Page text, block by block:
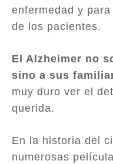
enfermedad y
de los pacientes.
El Alzheimer no
sino a sus
muy duro ver el
querida.
En la historia del
numerosas